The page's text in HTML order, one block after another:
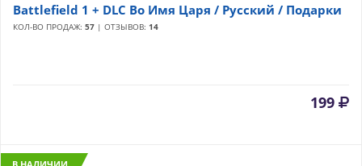
Battlefield 1 + DLC Во Имя Царя / Русский / Подарки
КОЛ-ВО ПРОДАЖ: 57 | ОТЗЫВОВ: 14
199